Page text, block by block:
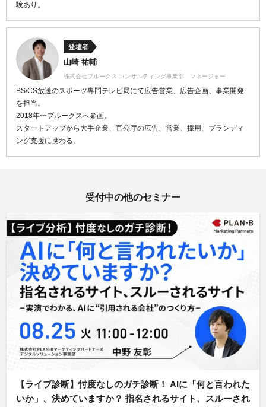
験あり。
登壇者
山崎 祐輔
株式会社プルークス コンサルティング事業部 マネージャー
BS/CS放送のスポーツ専門テレビ局にて広告営業、広告企画、 事業開発
を担当。
2018年〜プルークスへ参画。
スタートアップから大手企業、官公庁の広告、営業、採用、 ブランディ
ング支援に携わる。
受付中の他のセミナー
【ライブ診断】忖度なしのガチ診断！ AIに「何と言われた
いか」、決めていますか？ 指名されるサイト、スルーされ